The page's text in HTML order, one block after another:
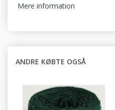
Mere information
ANDRE KØBTE OGSÅ